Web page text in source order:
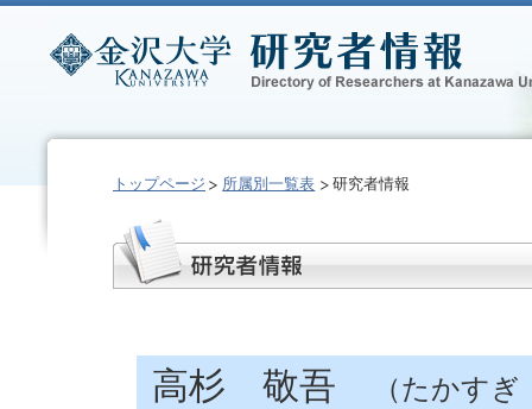
トップページ 所属別一覧表 研究者情報
高杉 敬吾 （たかす